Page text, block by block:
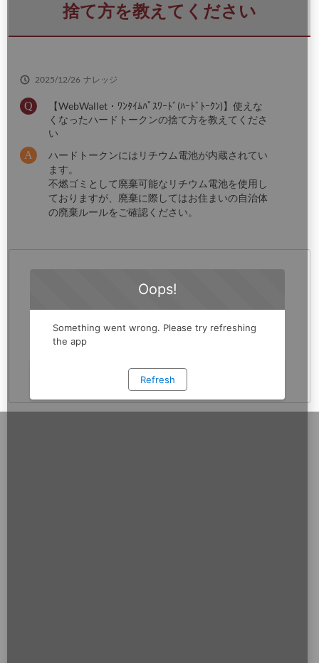
捨て方を教えてください
2025/12/26 ナレッジ
【WebWallet・ﾜﾝﾀｲﾑﾊﾟｽﾜｰﾄﾞ(ﾊｰﾄﾞﾄｰｸﾝ)】使えな
くなったハードトークンの捨て方を教えてくださ
い
ハードトークンにはリチウム電池が内蔵されてい
ます。
不燃ゴミとして廃棄可能なリチウム電池を使用し
ておりますが、廃棄に際してはお住まいの自治体
の廃棄ルールをご確認ください。